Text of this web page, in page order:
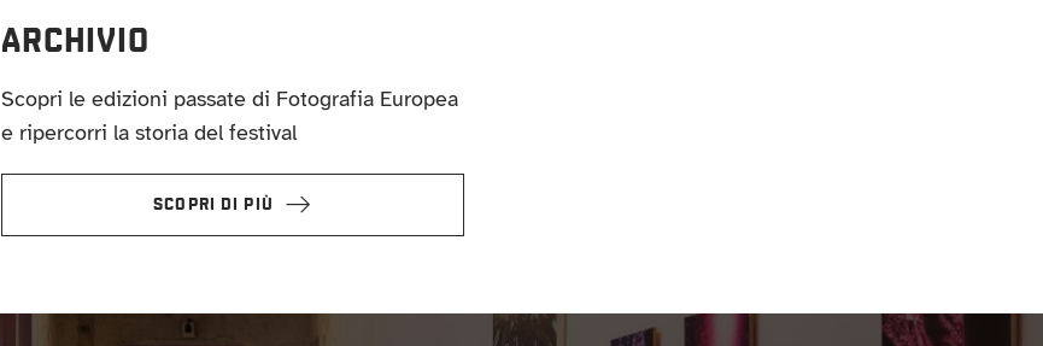
ARCHIVIO
Scopri le edizioni passate di Fotografia Europea
e ripercorri la storia del festival
SCOPRI DI PIÙ